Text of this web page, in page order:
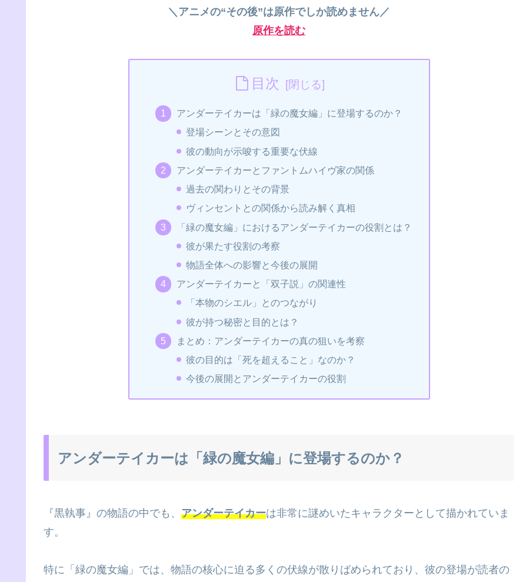
＼アニメの“その後”は原作でしか読めません／
原作を読む
目次
アンダーテイカーは「緑の魔女編」に登場するのか？
登場シーンとその意図
彼の動向が示唆する重要な伏線
アンダーテイカーとファントムハイヴ家の関係
過去の関わりとその背景
ヴィンセントとの関係から読み解く真相
「緑の魔女編」におけるアンダーテイカーの役割とは？
彼が果たす役割の考察
物語全体への影響と今後の展開
アンダーテイカーと「双子説」の関連性
「本物のシエル」とのつながり
彼が持つ秘密と目的とは？
まとめ：アンダーテイカーの真の狙いを考察
彼の目的は「死を超えること」なのか？
今後の展開とアンダーテイカーの役割
アンダーテイカーは「緑の魔女編」に登場するのか？
『黒執事』の物語の中でも、 アンダーテイカーは非常に謎めいたキャラクターとして描かれていま
す。
特に「緑の魔女編」では、物語の核心に迫る多くの伏線が散りばめられており、彼の登場が読者の